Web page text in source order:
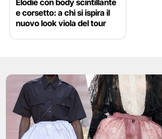
Elodie con body scintillante
e corsetto: a chi si ispira il
nuovo look viola del tour